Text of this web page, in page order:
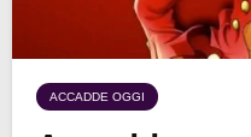
ACCADDE OGGI